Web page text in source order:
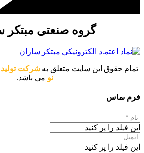
گروه صنعتی مبتکر
تمام حقوق این سایت متعلق به شرکت
نو می باشد.
فرم تماس
این فیلد را پر کنید
این فیلد را پر کنید